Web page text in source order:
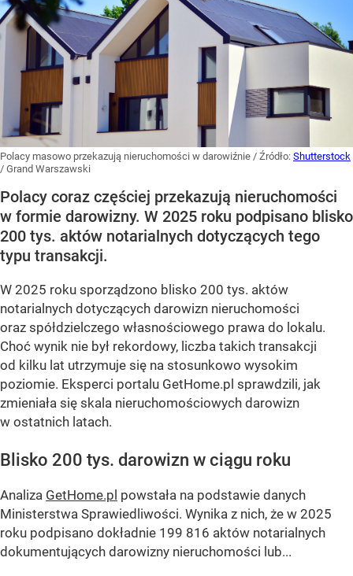
Polacy masowo przekazują nieruchomości w darowiźnie / Źródło: Shutterstock
/ Grand Warszawski
Polacy coraz częściej przekazują nieruchomości
w formie darowizny. W 2025 roku podpisano blisko
200 tys. aktów notarialnych dotyczących tego
typu transakcji.
W 2025 roku sporządzono blisko 200 tys. aktów
notarialnych dotyczących darowizn nieruchomości
oraz spółdzielczego własnościowego prawa do lokalu.
Choć wynik nie był rekordowy, liczba takich transakcji
od kilku lat utrzymuje się na stosunkowo wysokim
poziomie. Eksperci portalu GetHome.pl sprawdzili, jak
zmieniała się skala nieruchomościowych darowizn
w ostatnich latach.
Blisko 200 tys. darowizn w ciągu roku
Analiza GetHome.pl powstała na podstawie danych
Ministerstwa Sprawiedliwości. Wynika z nich, że w 2025
roku podpisano dokładnie 199 816 aktów notarialnych
dokumentujących darowizny nieruchomości lub...